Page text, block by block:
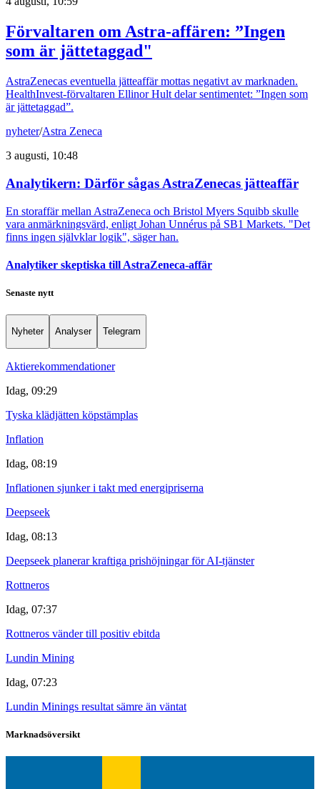
Förvaltaren om Astra-affären: ”Ingen
som är jättetaggad"
AstraZenecas eventuella jätteaffär mottas negativt av marknaden.
HealthInvest-förvaltaren Ellinor Hult delar sentimentet: ”Ingen som
är jättetaggad”.
nyheter/Astra Zeneca
3 augusti, 10:48
Analytikern: Därför sågas AstraZenecas jätteaffär
En storaffär mellan AstraZeneca och Bristol Myers Squibb skulle
vara anmärkningsvärd, enligt Johan Unnérus på SB1 Markets. "Det
finns ingen självklar logik", säger han.
Analytiker skeptiska till AstraZeneca-affär
Senaste nytt
Nyheter Analyser Telegram
Aktierekommendationer
Idag, 09:29
Tyska klädjätten köpstämplas
Inflation
Idag, 08:19
Inflationen sjunker i takt med energipriserna
Deepseek
Idag, 08:13
Deepseek planerar kraftiga prishöjningar för AI-tjänster
Rottneros
Idag, 07:37
Rottneros vänder till positiv ebitda
Lundin Mining
Idag, 07:23
Lundin Minings resultat sämre än väntat
Marknadsöversikt